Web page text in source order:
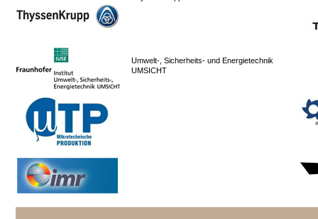
Umwelt-, Sicherheits- und Energietechnik
UMSICHT